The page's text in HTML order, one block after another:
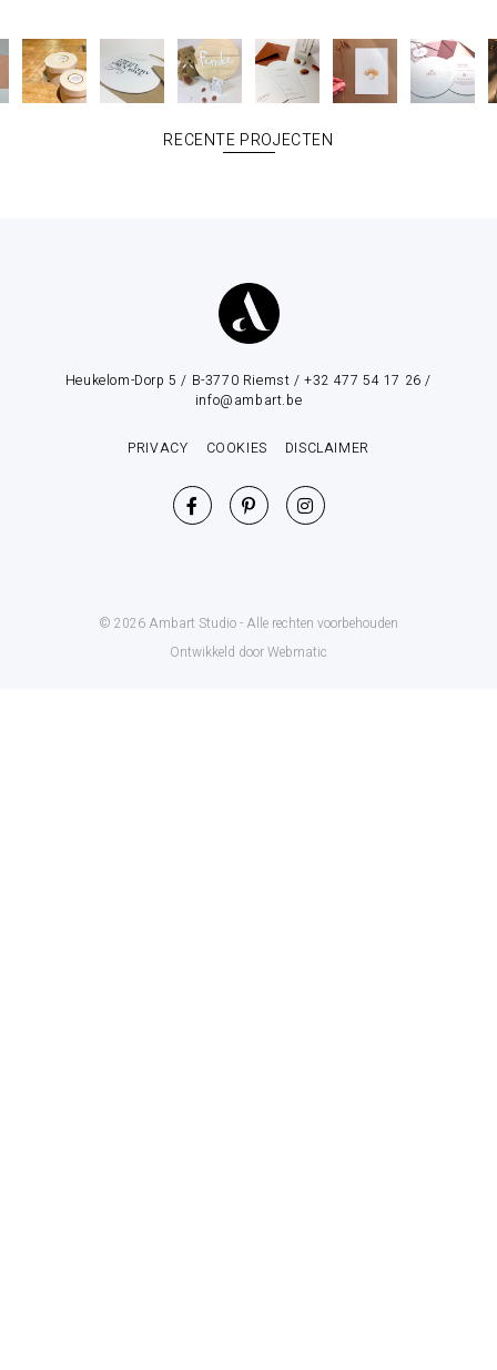
RECENTE PROJECTEN
Heukelom-Dorp 5 / B-3770 Riemst / +32 477 54 17 26 /
info@ambart.be
PRIVACY COOKIES DISCLAIMER
© 2026 Ambart Studio - Alle rechten voorbehouden
Ontwikkeld door Webmatic